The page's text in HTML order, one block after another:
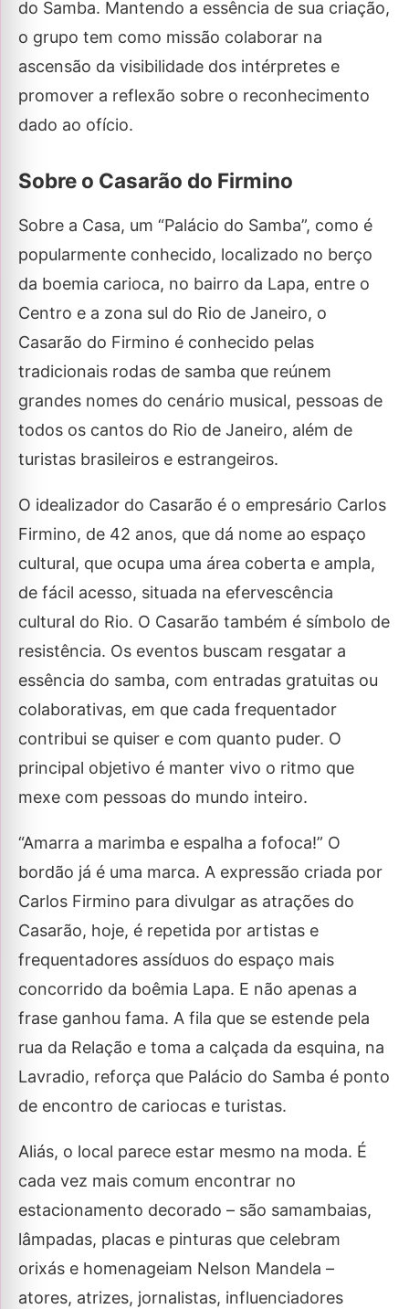
do Samba. Mantendo a essência de sua criação,
o grupo tem como missão colaborar na
ascensão da visibilidade dos intérpretes e
promover a reflexão sobre o reconhecimento
dado ao ofício.
Sobre o Casarão do Firmino
Sobre a Casa, um “Palácio do Samba”, como é
popularmente conhecido, localizado no berço
da boemia carioca, no bairro da Lapa, entre o
Centro e a zona sul do Rio de Janeiro, o
Casarão do Firmino é conhecido pelas
tradicionais rodas de samba que reúnem
grandes nomes do cenário musical, pessoas de
todos os cantos do Rio de Janeiro, além de
turistas brasileiros e estrangeiros.
O idealizador do Casarão é o empresário Carlos
Firmino, de 42 anos, que dá nome ao espaço
cultural, que ocupa uma área coberta e ampla,
de fácil acesso, situada na efervescência
cultural do Rio. O Casarão também é símbolo de
resistência. Os eventos buscam resgatar a
essência do samba, com entradas gratuitas ou
colaborativas, em que cada frequentador
contribui se quiser e com quanto puder. O
principal objetivo é manter vivo o ritmo que
mexe com pessoas do mundo inteiro.
“Amarra a marimba e espalha a fofoca!” O
bordão já é uma marca. A expressão criada por
Carlos Firmino para divulgar as atrações do
Casarão, hoje, é repetida por artistas e
frequentadores assíduos do espaço mais
concorrido da boêmia Lapa. E não apenas a
frase ganhou fama. A fila que se estende pela
rua da Relação e toma a calçada da esquina, na
Lavradio, reforça que Palácio do Samba é ponto
de encontro de cariocas e turistas.
Aliás, o local parece estar mesmo na moda. É
cada vez mais comum encontrar no
estacionamento decorado – são samambaias,
lâmpadas, placas e pinturas que celebram
orixás e homenageiam Nelson Mandela –
atores, atrizes, jornalistas, influenciadores